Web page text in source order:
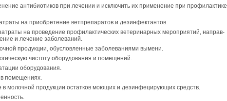
ан­ти­био­ти­ков при ле­че­нии и ис­клю­чить их при­ме­не­ние при про­фи­лак­ти­ке
на при­об­ре­те­ние вет­пре­па­ра­тов и дез­ин­фек­тан­тов.
на про­ве­де­ние про­фи­лак­ти­че­ских ве­те­ри­нар­ных ме­ро­при­я­тий, на­прав­
и ле­че­ние за­бо­ле­ва­ний.
про­дук­ции, обу­слов­лен­ные за­бо­ле­ва­ни­я­ми вы­ме­ни.
чи­сто­ту обо­ру­до­ва­ния и по­ме­ще­ний.
обо­ру­до­ва­ния.
по­ме­ще­ни­ях.
мо­лоч­ной про­дук­ции остат­ков мо­ю­щих и дез­ин­фе­ци­ру­ю­щих средств.